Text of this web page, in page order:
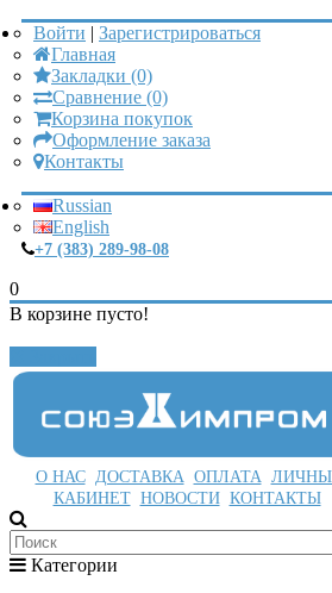
Войти | Зарегистрироваться
Главная
Закладки (0)
Сравнение (0)
Корзина покупок
Оформление заказа
Контакты
Russian
English
+7 (383) 289-98-08
0
В корзине пусто!
О НАС ДОСТАВКА ОПЛАТА
КАБИНЕТ НОВОСТИ КОНТАКТЫ
Категории